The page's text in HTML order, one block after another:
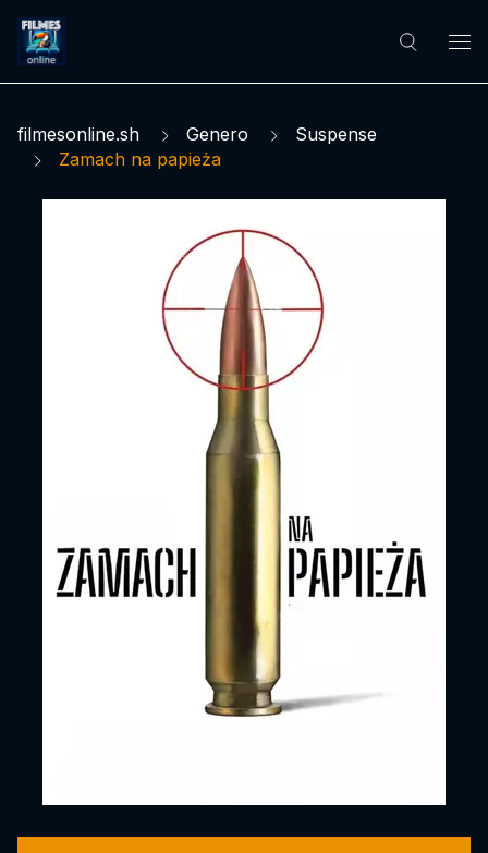
filmesonline.sh Genero
Suspense
Zamach na papieża